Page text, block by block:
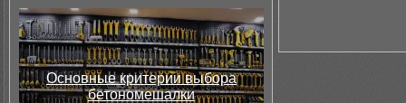
Основные критерии выбора
бетономешалки